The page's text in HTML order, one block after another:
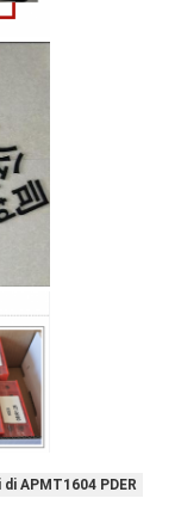
APMT1604 PDER